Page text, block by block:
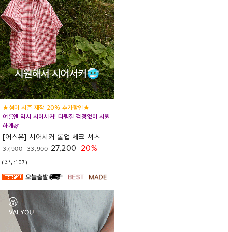
★썸머 시즌 제작 20% 추가할인★
여름엔 역시 시어서커! 다림질 걱정없이 시원
하게🌿
[어스유] 시어서커 롤업 체크 셔츠
37,900 33,900 27,200 20%
(리뷰:107)